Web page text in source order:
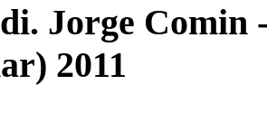
Jorge Comin
2011